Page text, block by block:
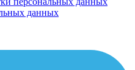
данных